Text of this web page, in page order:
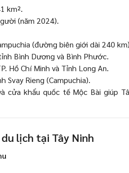
Việc
Ninh
công
km².
(năm 2024).
(đường biên giới dài 240
Bình Dương và Bình Phước.
Hồ Chí Minh và Tỉnh Long An.
Svay Rieng (Campuchia).
cửa khẩu quốc tế Mộc Bài giúp
lịch tại Tây Ninh